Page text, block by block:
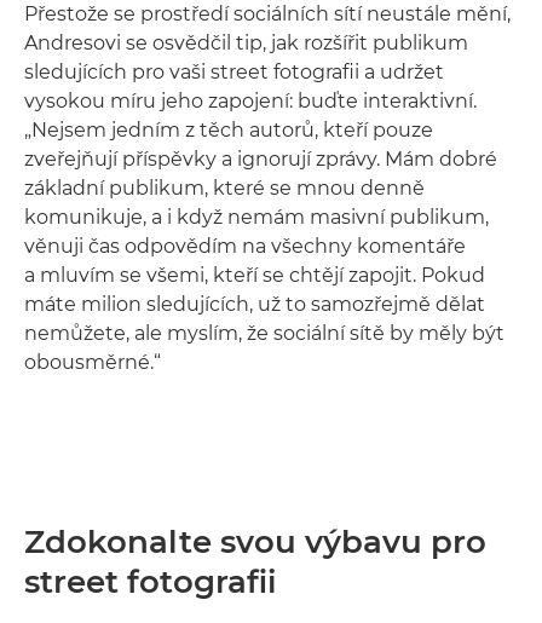
Přestože se prostředí sociálních sítí neustále mění,
Andresovi se osvědčil tip, jak rozšířit publikum
sledujících pro vaši street fotografii a udržet
vysokou míru jeho zapojení: buďte interaktivní.
„Nejsem jedním z těch autorů, kteří pouze
zveřejňují příspěvky a ignorují zprávy. Mám dobré
základní publikum, které se mnou denně
komunikuje, a i když nemám masivní publikum,
věnuji čas odpovědím na všechny komentáře
a mluvím se všemi, kteří se chtějí zapojit. Pokud
máte milion sledujících, už to samozřejmě dělat
nemůžete, ale myslím, že sociální sítě by měly být
obousměrné.“
Zdokonalte svou výbavu pro
street fotografii